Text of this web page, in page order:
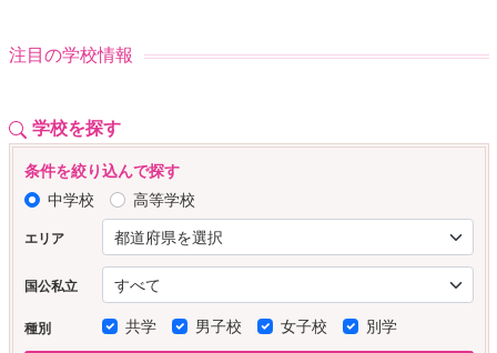
注目の学校情報
学校を探す
条件を絞り込んで探す
中学校
高等学校
エリア
国公私立
種別 共学 男子校 女子校 別学